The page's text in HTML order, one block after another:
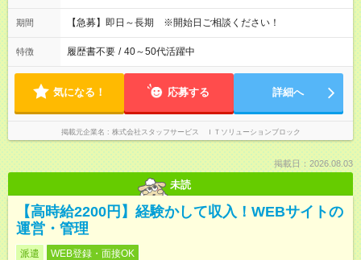
期間 【急募】即日～長期 ※開始日ご相談ください！
特徴 履歴書不要 / 40～50代活躍中
気になる！ 応募する 詳細へ
掲載元企業名 株式会社スタッフサービス ＩＴソリューションブロック
掲載日：2026.08.03
未読
【高時給2200円】経験かして収入！WEBサイトの
運営・管理
派遣 WEB登録・面接OK